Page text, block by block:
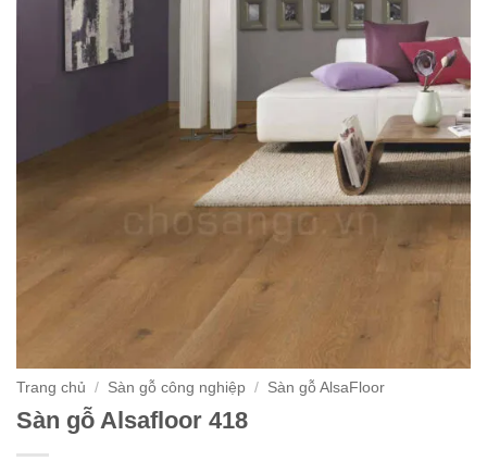
Trang chủ / Sàn gỗ công nghiệp / Sàn gỗ AlsaFloor
Sàn gỗ Alsafloor 418